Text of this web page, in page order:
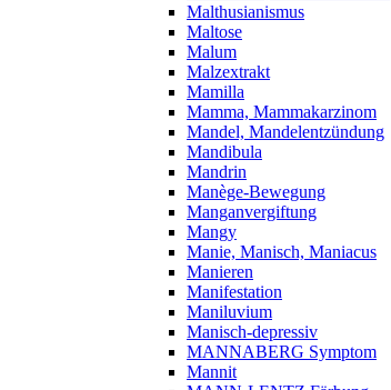
Malthusianismus
Maltose
Malum
Malzextrakt
Mamilla
Mamma, Mammakarzinom
Mandel, Mandelentzündung
Mandibula
Mandrin
Manège-Bewegung
Manganvergiftung
Mangy
Manie, Manisch, Maniacus
Manieren
Manifestation
Maniluvium
Manisch-depressiv
MANNABERG Symptom
Mannit